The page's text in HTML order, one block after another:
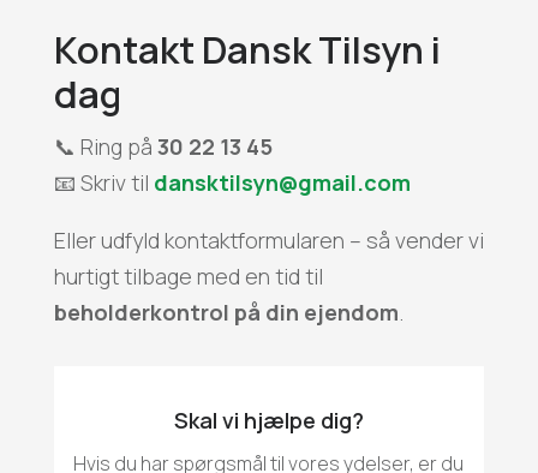
Kontakt Dansk Tilsyn i
dag
📞 Ring på 30 22 13 45
📧 Skriv til dansktilsyn@gmail.com
Eller udfyld kontaktformularen – så vender vi
hurtigt tilbage med en tid til
beholderkontrol på din ejendom.
Skal vi hjælpe dig?
Hvis du har spørgsmål til vores ydelser, er du